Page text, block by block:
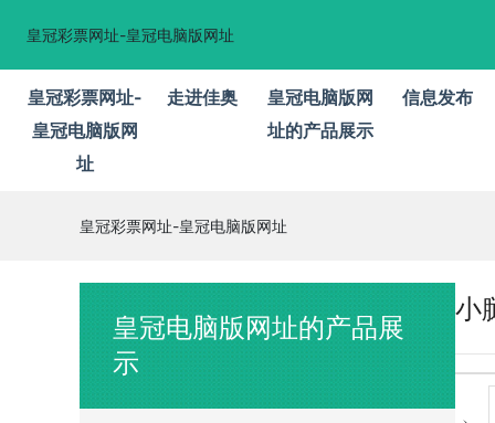
皇冠彩票网址-皇冠电脑版网址
皇冠彩票网址-
皇冠电脑版网
址
走进佳奥
皇冠电脑版网
址的产品展示
信息发布
皇冠彩票网址-皇冠电脑版网址
皇冠电脑版网址的产品展
示
小